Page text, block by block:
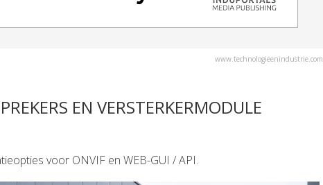
www.technologieenindustrie.com
EN VERSTERKERMODULE
voor ONVIF en WEB-GUI / API.